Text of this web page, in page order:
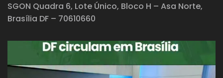
SGON Quadra 6, Lote Único, Bloco H – Asa Norte,
Brasília DF – 70610660